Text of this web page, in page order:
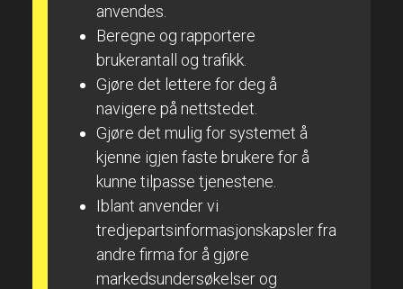
anvendes.
Beregne og rapportere
brukerantall og trafikk.
Gjøre det lettere for deg å
navigere på nettstedet.
Gjøre det mulig for systemet å
kjenne igjen faste brukere for å
kunne tilpasse tjenestene.
Iblant anvender vi
tredjepartsinformasjonskapsler fra
andre firma for å gjøre
markedsundersøkelser og